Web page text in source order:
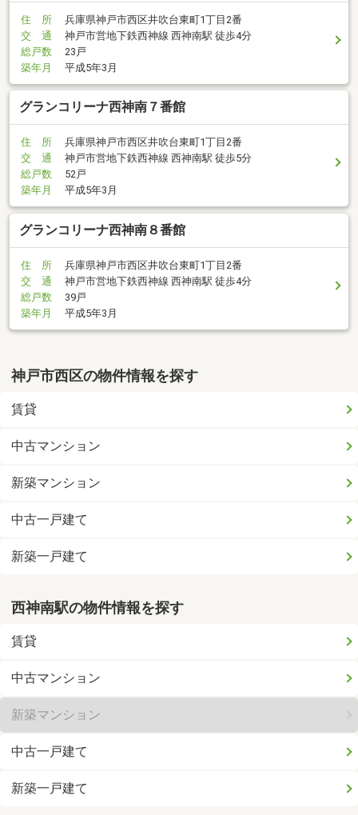
住 所
兵庫県神戸市西区井吹台東町1丁目2番
交 通
神戸市営地下鉄西神線 西神南駅 徒歩4分
総戸数
23戸
築年月
平成5年3月
グランコリーナ西神南７番館
住 所
兵庫県神戸市西区井吹台東町1丁目2番
交 通
神戸市営地下鉄西神線 西神南駅 徒歩5分
総戸数
52戸
築年月
平成5年3月
グランコリーナ西神南８番館
住 所
兵庫県神戸市西区井吹台東町1丁目2番
交 通
神戸市営地下鉄西神線 西神南駅 徒歩4分
総戸数
39戸
築年月
平成5年3月
神戸市西区の物件情報を探す
賃貸
中古マンション
新築マンション
中古一戸建て
新築一戸建て
西神南駅の物件情報を探す
賃貸
中古マンション
新築マンション
中古一戸建て
新築一戸建て